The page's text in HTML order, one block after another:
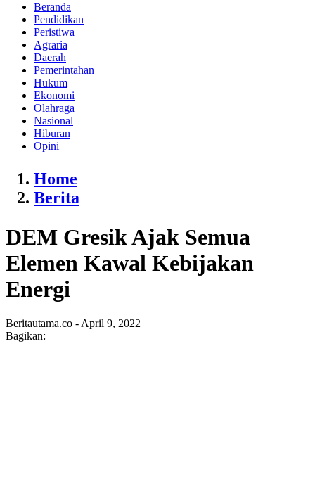
Beranda
Pendidikan
Peristiwa
Agraria
Daerah
Pemerintahan
Hukum
Ekonomi
Olahraga
Nasional
Hiburan
Opini
Home
Berita
DEM Gresik Ajak Semua
Elemen Kawal Kebijakan
Energi
Beritautama.co - April 9, 2022
Bagikan: